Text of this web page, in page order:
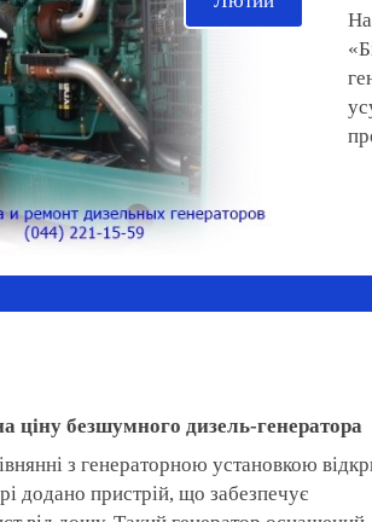
ціну безшумного дизель-генератора
з генераторною установкою
додано пристрій, що забезпечує